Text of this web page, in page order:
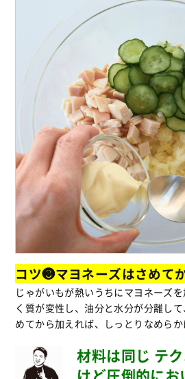
コツ❸マヨネーズはさめて
じゃがいもが熱いうちにマヨネーズ
く質が変性し、油分と水分が分離し
めてから加えれば、しっとりなめら
材料は同じ テ